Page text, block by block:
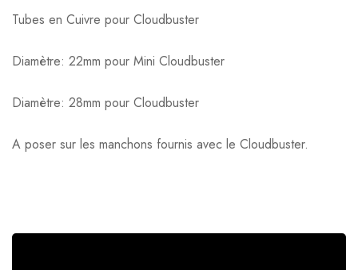
Tubes en Cuivre pour Cloudbuster
Diamètre: 22mm pour Mini Cloudbuster
Diamètre: 28mm pour Cloudbuster
A poser sur les manchons fournis avec le Cloudbuster.